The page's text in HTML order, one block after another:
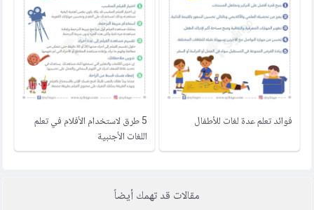
فوائد تعلم عدة لغات للأطفال
5 طرق لاستخدام الأفلام في تعلم
اللغات الأجنبية
مقالات قد تهمك أيضاً